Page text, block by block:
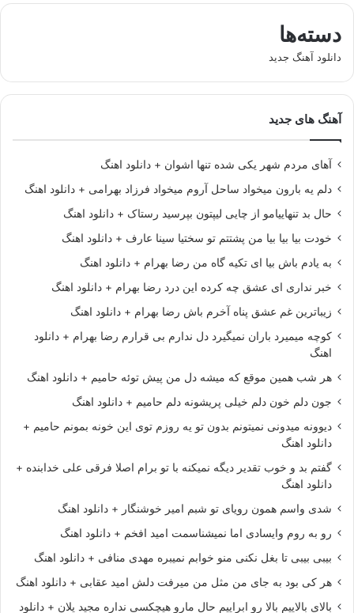
دسته‌ها
دانلود آهنگ جدید
آهنگ های جدید
آهای مردم شهر یکی شده تنها اشوان + دانلود اهنگ
دلم یه بارون میخواد ساحل آروم میخواد فرزاد بهرامی + دانلود اهنگ
حال بد تنهاییامو از چایی لیپتون بپرسید رستاک + دانلود اهنگ
خودت بیا بیا بیا من پشتتم تو سختیا سینا عارف + دانلود اهنگ
به یادم باش بیا ای تکیه گاه من رضا بهرام + دانلود اهنگ
خبر نداری ای عشق چه کرده این درد رضا بهرام + دانلود اهنگ
زیباترین غم عشق پناه آخرم باش رضا بهرام + دانلود اهنگ
کوچه میمیرد باران نمیگیرد دل ندارم بی قرارم رضا بهرام + دانلود
اهنگ
هر شب همین موقع که میشه دل من پیش توئه حامیم + دانلود اهنگ
جون دلم خون دلم خیلی پریشونه دلم حامیم + دانلود اهنگ
دیوونه میدونی نمیتونم بدون تو یه روزم توی این خونه بمونم حامیم +
دانلود اهنگ
گفتم بد و خوب تقدیر دیگه نمیکنه با تو برام اصلا فرقی علی خدابنده +
دانلود اهنگ
شدی واسم همون رویای تو شبم امیر خوشنگار + دانلود اهنگ
رو به روم وایسادی اما نمیشناسمت امید افخم + دانلود اهنگ
بیبی بیبی تا بغل نکنی منو خوابم نمیبره مهدی منافی + دانلود اهنگ
هر کی بود به جای من مثل من میرفت دلش امید عقابی + دانلود اهنگ
بالای بالاییم بالا رو ابراییم حال مارو هیچکسی نداره مجید یلان + دانلود